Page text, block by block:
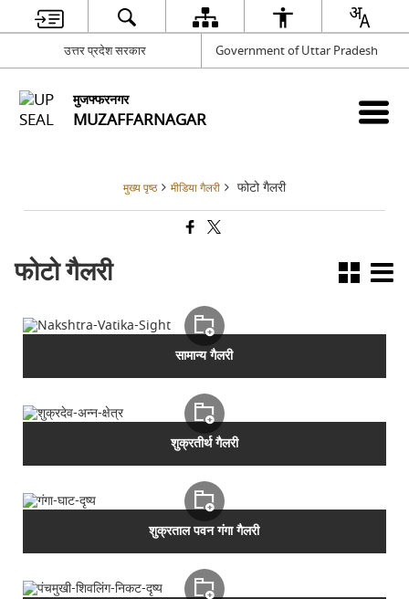
उत्तर प्रदेश सरकार Government of Uttar Pradesh
मुजफ्फरनगर
MUZAFFARNAGAR
मुख्य पृष्ठ मीडिया गैलरी फोटो गैलरी
फोटो गैलरी
सामान्य गैलरी
शुक्रतीर्थ गैलरी
शुक्रताल पवन गंगा गैलरी